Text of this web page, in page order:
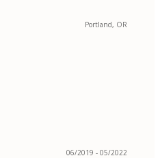
Portland, OR
06/2019 - 05/2022